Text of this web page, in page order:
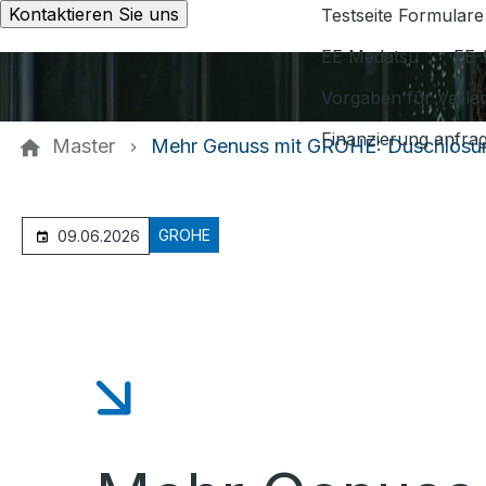
Kontaktieren Sie uns Testseite Formulare
EE Medatsu
Vorgaben für
Finanzierung
Master Mehr Genuss mit GROHE:
09.06.2026 GROHE